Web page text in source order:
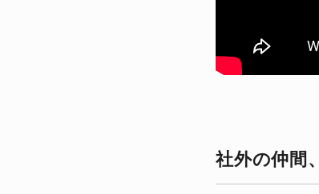
社外の仲間